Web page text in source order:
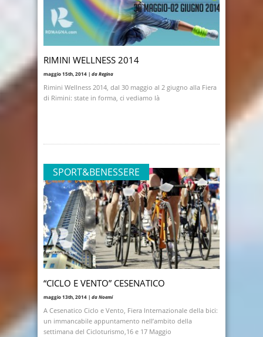
RIMINI WELLNESS 2014
maggio 15th, 2014 | da Regina
Rimini Wellness 2014, dal 30 maggio al 2 giugno alla Fiera
di Rimini: state in forma, ci vediamo là
SPORT&BENESSERE
“CICLO E VENTO” CESENATICO
maggio 13th, 2014 | da Noemi
A Cesenatico Ciclo e Vento, Fiera Internazionale della bici:
un immancabile appuntamento nell’ambito della
settimana del Cicloturismo,16 e 17 Maggio